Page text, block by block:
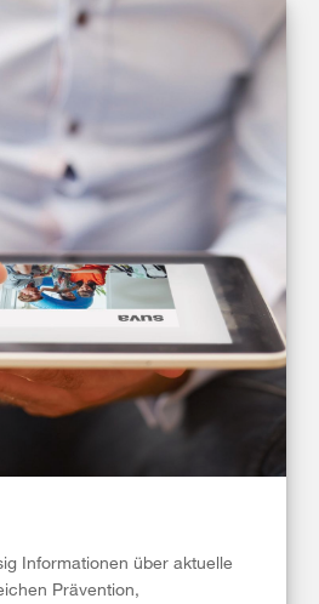
Informationen über aktuelle
Prävention,